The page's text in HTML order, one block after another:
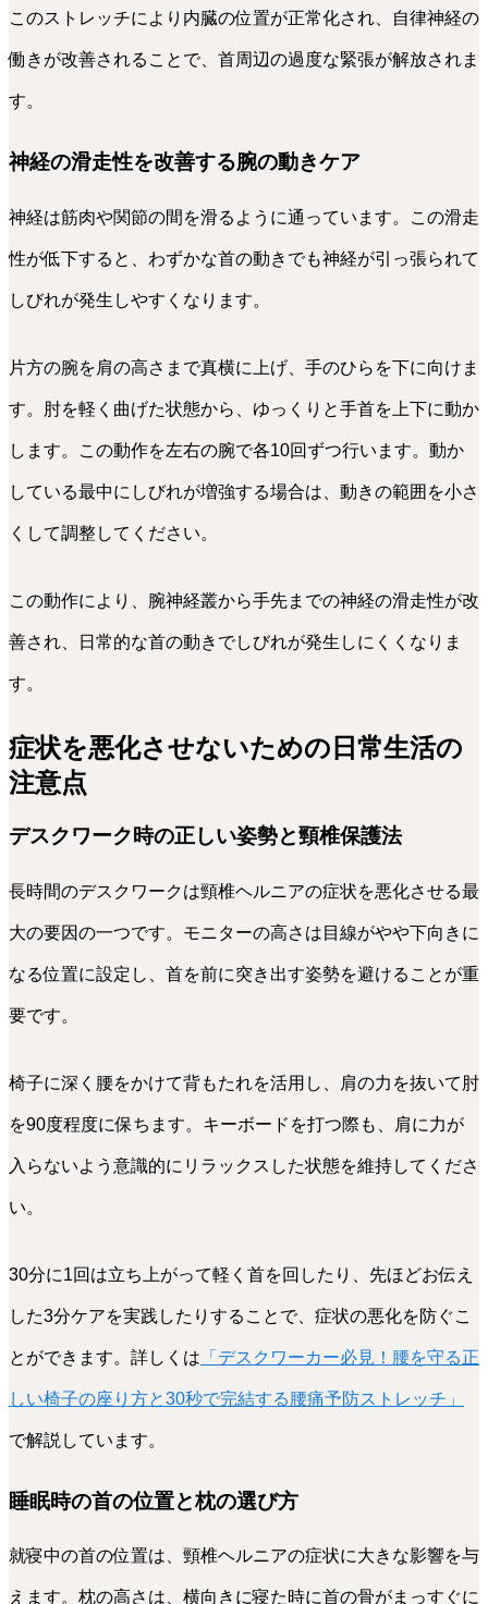
このストレッチにより内臓の位置が正常化され、自律神経の
働きが改善されることで、首周辺の過度な緊張が解放されま
す。
神経の滑走性を改善する腕の動きケア
神経は筋肉や関節の間を滑るように通っています。この滑走
性が低下すると、わずかな首の動きでも神経が引っ張られて
しびれが発生しやすくなります。
片方の腕を肩の高さまで真横に上げ、手のひらを下に向けま
す。肘を軽く曲げた状態から、ゆっくりと手首を上下に動か
します。この動作を左右の腕で各10回ずつ行います。動か
している最中にしびれが増強する場合は、動きの範囲を小さ
くして調整してください。
この動作により、腕神経叢から手先までの神経の滑走性が改
善され、日常的な首の動きでしびれが発生しにくくなりま
す。
症状を悪化させないための日常生活の
注意点
デスクワーク時の正しい姿勢と頸椎保護法
長時間のデスクワークは頸椎ヘルニアの症状を悪化させる最
大の要因の一つです。モニターの高さは目線がやや下向きに
なる位置に設定し、首を前に突き出す姿勢を避けることが重
要です。
椅子に深く腰をかけて背もたれを活用し、肩の力を抜いて肘
を90度程度に保ちます。キーボードを打つ際も、肩に力が
入らないよう意識的にリラックスした状態を維持してくださ
い。
30分に1回は立ち上がって軽く首を回したり、先ほどお伝え
した3分ケアを実践したりすることで、症状の悪化を防ぐこ
とができます。詳しくは 「デスクワーカー必見！腰を守る正
しい椅子の座り方と30秒で完結する腰痛予防ストレッチ」
で解説しています。
睡眠時の首の位置と枕の選び方
就寝中の首の位置は、頸椎ヘルニアの症状に大きな影響を与
えます。枕の高さは、横向きに寝た時に首の骨がまっすぐに